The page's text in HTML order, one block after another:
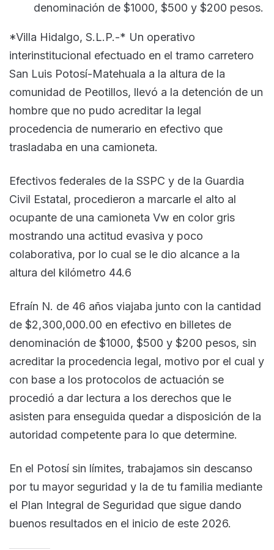
denominación de $1000, $500 y $200 pesos.
*Villa Hidalgo, S.L.P.-* Un operativo
interinstitucional efectuado en el tramo carretero
San Luis Potosí-Matehuala a la altura de la
comunidad de Peotillos, llevó a la detención de un
hombre que no pudo acreditar la legal
procedencia de numerario en efectivo que
trasladaba en una camioneta.
Efectivos federales de la SSPC y de la Guardia
Civil Estatal, procedieron a marcarle el alto al
ocupante de una camioneta Vw en color gris
mostrando una actitud evasiva y poco
colaborativa, por lo cual se le dio alcance a la
altura del kilómetro 44.6
Efraín N. de 46 años viajaba junto con la cantidad
de $2,300,000.00 en efectivo en billetes de
denominación de $1000, $500 y $200 pesos, sin
acreditar la procedencia legal, motivo por el cual y
con base a los protocolos de actuación se
procedió a dar lectura a los derechos que le
asisten para enseguida quedar a disposición de la
autoridad competente para lo que determine.
En el Potosí sin límites, trabajamos sin descanso
por tu mayor seguridad y la de tu familia mediante
el Plan Integral de Seguridad que sigue dando
buenos resultados en el inicio de este 2026.